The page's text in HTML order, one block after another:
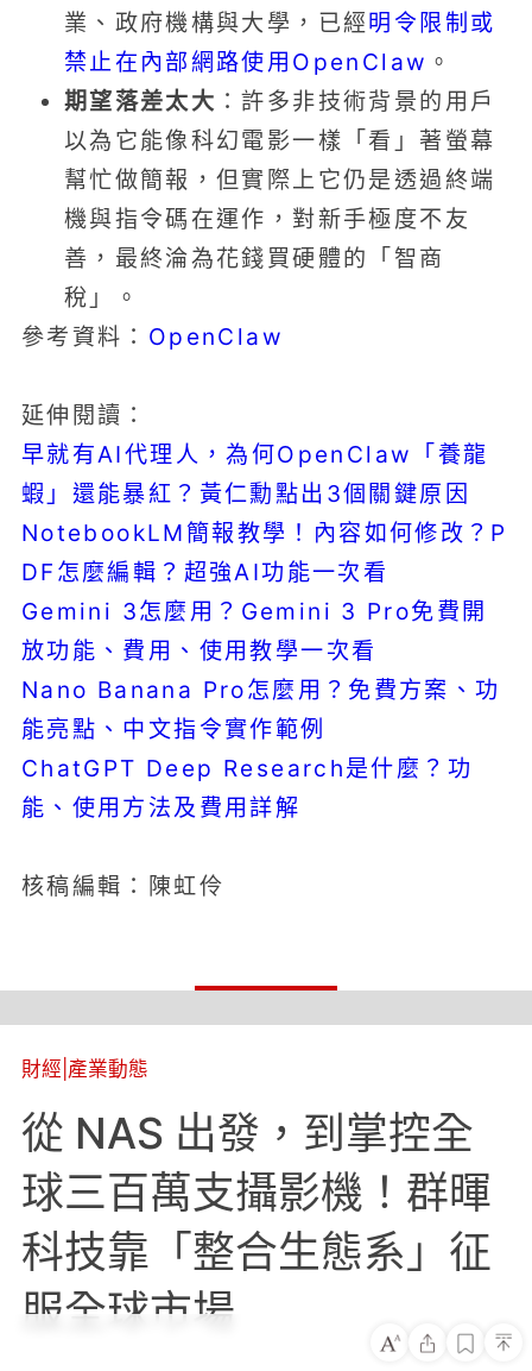
業、政府機構與大學，已經明令限制或
禁止在內部網路使用OpenClaw 。
期望落差太大 ：許多非技術背景的用戶
以為它能像科幻電影一樣「看」著螢幕
幫忙做簡報，但實際上它仍是透過終端
機與指令碼在運作，對新手極度不友
善，最終淪為花錢買硬體的「智商
稅」。
參考資料： OpenClaw
延伸閱讀：
早就有AI代理人，為何OpenClaw「養龍
蝦」還能暴紅？黃仁勳點出3個關鍵原因
NotebookLM簡報教學！內容如何修改？P
DF怎麼編輯？超強AI功能一次看
Gemini 3怎麼用？Gemini 3 Pro免費開
放功能、費用、使用教學一次看
Nano Banana Pro怎麼用？免費方案、功
能亮點、中文指令實作範例
ChatGPT Deep Research是什麼？功
能、使用方法及費用詳解
核稿編輯：陳虹伶
財經 產業動態
從 NAS 出發，到掌控全
球三百萬支攝影機！群暉
科技靠「整合生態系」征
服全球市場